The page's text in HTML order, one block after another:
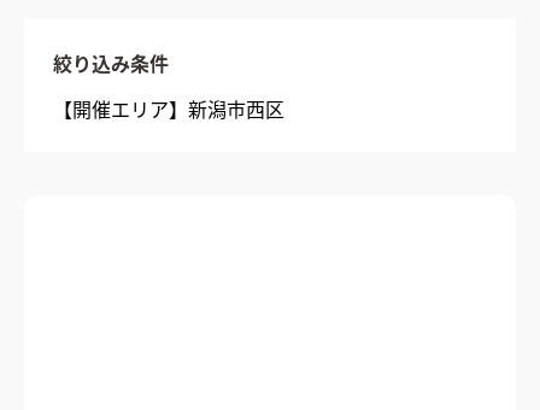
絞り込み条件
【開催エリア】 新潟市西区